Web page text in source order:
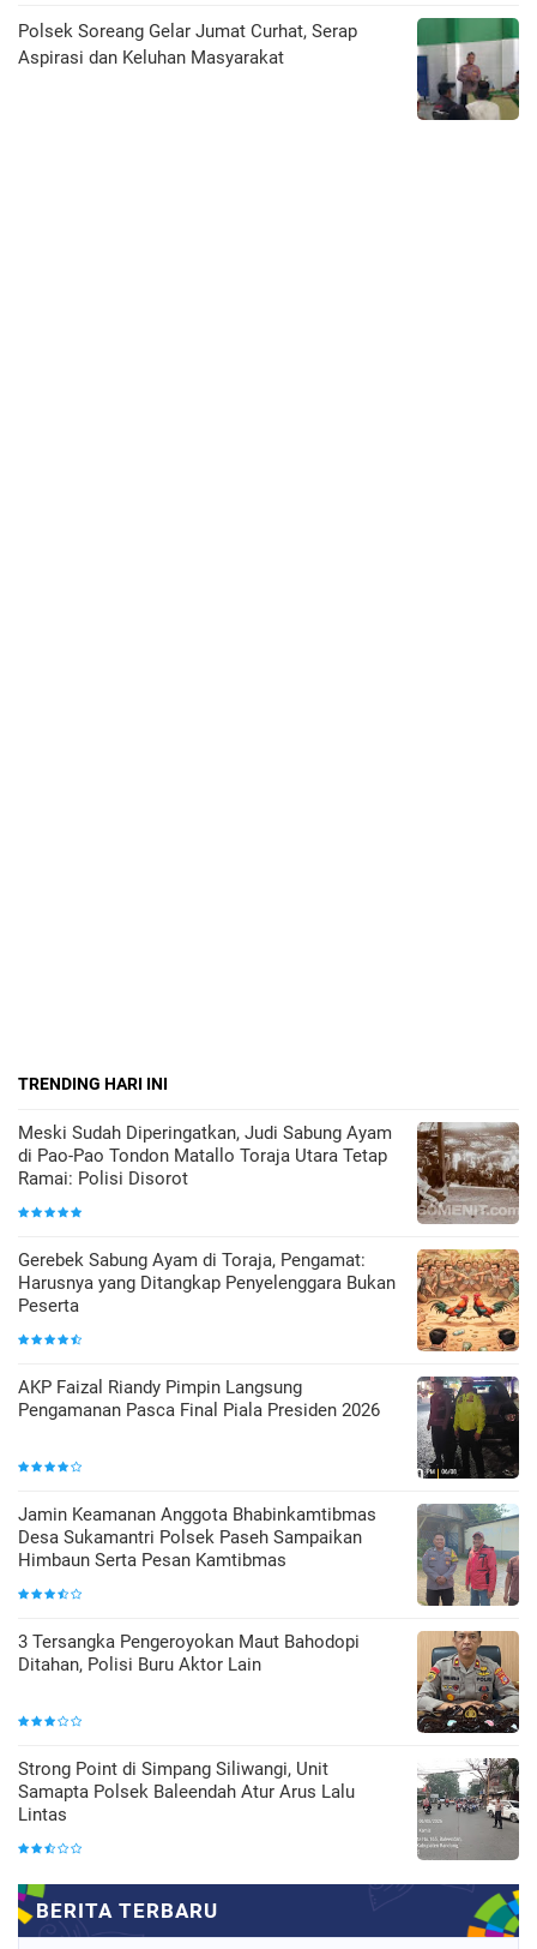
Polsek Soreang Gelar Jumat Curhat, Serap
Aspirasi dan Keluhan Masyarakat
TRENDING HARI INI
Meski Sudah Diperingatkan, Judi Sabung Ayam
di Pao-Pao Tondon Matallo Toraja Utara Tetap
Ramai: Polisi Disorot
Gerebek Sabung Ayam di Toraja, Pengamat:
Harusnya yang Ditangkap Penyelenggara Bukan
Peserta
AKP Faizal Riandy Pimpin Langsung
Pengamanan Pasca Final Piala Presiden 2026
Jamin Keamanan Anggota Bhabinkamtibmas
Desa Sukamantri Polsek Paseh Sampaikan
Himbaun Serta Pesan Kamtibmas
3 Tersangka Pengeroyokan Maut Bahodopi
Ditahan, Polisi Buru Aktor Lain
Strong Point di Simpang Siliwangi, Unit
Samapta Polsek Baleendah Atur Arus Lalu
Lintas